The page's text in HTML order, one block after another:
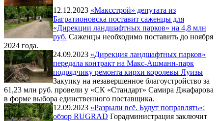
12.12.2023 «Максстрой» депутата из
Багратионовска поставит саженцы для
«Дирекции ландшафтных парков» на 4,8 млн
руб. Саженцы необходимо поставить до ноября
2024 года.
24.09.2023 «Дирекция ландшафтных парков»
передала контракт на Макс-Ашманн-парк
подрядчику ремонта кирхи королевы Луизы
Закупку на незавершенное благоустройство за
61,23 млн руб. провели у «СК «Стандарт» Самира Джафарова
в форме выбора единственного поставщика.
12.09.2023 «Разрыли всё. Будут поправлять»:
обзор RUGRAD Горадминистрация заключит